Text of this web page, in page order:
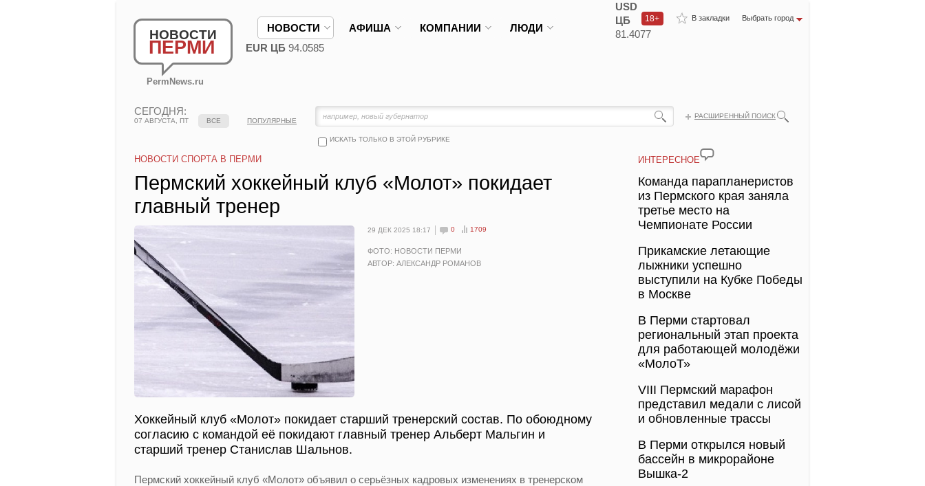
НОВОСТИ
ПЕРМИ
PermNews.ru
В закладки Выбрать город
18+
НОВОСТИ АФИША КОМПАНИИ ЛЮДИ
USD
ЦБ
81.4077
EUR ЦБ 94.0585
СЕГОДНЯ:
07 АВГУСТА, ПТ
РАСШИРЕННЫЙ ПОИСК
ИСКАТЬ ТОЛЬКО В ЭТОЙ РУБРИКЕ
ВСЕ ПОПУЛЯРНЫЕ
НОВОСТИ СПОРТА В ПЕРМИ
Пермский хоккейный клуб «Молот» покидает
главный тренер
29 ДЕК 2025 18:17 0 1709
ФОТО: НОВОСТИ ПЕРМИ
АВТОР: АЛЕКСАНДР РОМАНОВ
Хоккейный клуб «Молот» покидает старший тренерский состав. По обоюдному
согласию с командой её покидают главный тренер Альберт Мальгин и
старший тренер Станислав Шальнов.
Пермский хоккейный клуб «Молот» объявил о серьёзных кадровых изменениях в тренерском
ИНТЕРЕСНОЕ
Команда парапланеристов
из Пермского края заняла
третье место на
Чемпионате России
Прикамские летающие
лыжники успешно
выступили на Кубке Победы
в Москве
В Перми стартовал
региональный этап проекта
для работающей молодёжи
«МолоТ»
VIII Пермский марафон
представил медали с лисой
и обновленные трассы
В Перми открылся новый
бассейн в микрорайоне
Вышка-2